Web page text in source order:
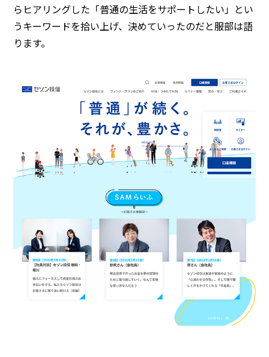
らヒアリングした「普通の生活をサポートしたい」とい
うキーワードを拾い上げ、決めていったのだと服部は語
ります。